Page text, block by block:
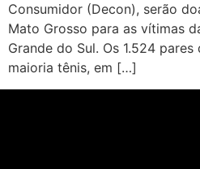
Consumidor (Decon), serão
Mato Grosso para as vítimas
Grande do Sul. Os 1.524
maioria tênis, em […]